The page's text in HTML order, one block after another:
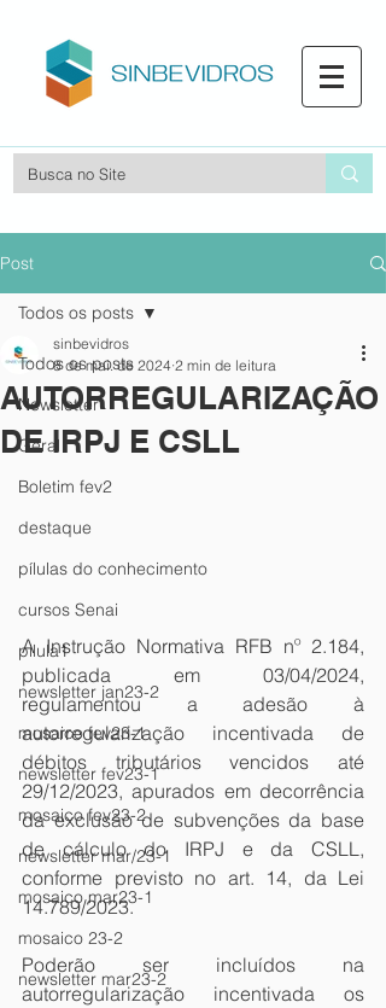
Post
Todos os posts
Newsletter
Geral
Boletim fev2
destaque
pílulas do conhecimento
cursos Senai
pilula1
newsletter jan23-2
mosaico fev23-1
newsletter fev23-1
mosaico fev23-2
newsletter mar/23-1
mosaico mar23-1
mosaico 23-2
newsletter mar23-2
Todos os posts
AUTORREGULARIZAÇÃO
DE IRPJ E CSLL
sinbevidros
8 de mai. de 2024 2 min de leitura
A Instrução Normativa RFB nº 2.184,
publicada em 03/04/2024,
regulamentou a adesão à
autorregularização incentivada de
débitos tributários vencidos até
29/12/2023, apurados em decorrência
da exclusão de subvenções da base
de cálculo do IRPJ e da CSLL,
conforme previsto no art. 14, da Lei
14.789/2023.
Poderão ser incluídos na
autorregularização incentivada os